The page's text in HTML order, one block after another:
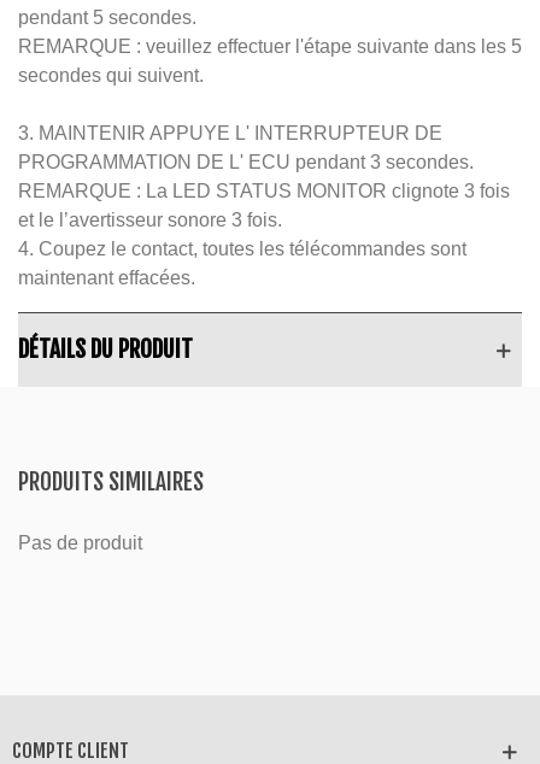
pendant 5 secondes.
REMARQUE : veuillez effectuer l'étape suivante dans les 5
secondes qui suivent.
3. MAINTENIR APPUYE L' INTERRUPTEUR DE
PROGRAMMATION DE L' ECU pendant 3 secondes.
REMARQUE : La LED STATUS MONITOR clignote 3 fois
et le l’avertisseur sonore 3 fois.
4. Coupez le contact, toutes les télécommandes sont
maintenant effacées.
DÉTAILS DU PRODUIT
PRODUITS SIMILAIRES
Pas de produit
COMPTE CLIENT